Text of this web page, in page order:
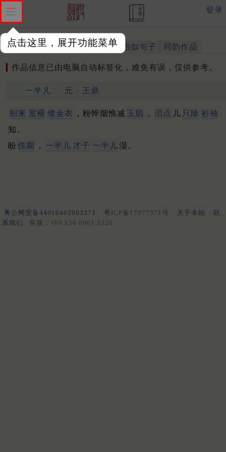
点击这里，展开功能菜单
登录
作品 标注四声 出处、引用 相似句子 同韵作品
作品信息已由电脑自动标签化，难免有误，仅供参考。
一半儿 元 · 王鼎
别来 宽褪 缕金衣 ，粉悴烟憔减 玉肌 ， 泪点 儿 只除 衫袖
知。
盼 佳期 ， 一半儿 才干 一半儿湿。
粤公网安备44010402003275 粤ICP备17077571号 关于本站
联
系我们
客服：+86 136 0901 3320